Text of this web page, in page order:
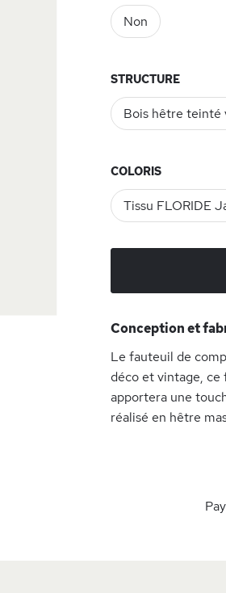
Non
STRUCTURE
Bois hêtre teinté
COLORIS
Tissu FLORIDE
Conception et
Le fauteuil de
déco et vintage,
apportera une
réalisé en hêtre